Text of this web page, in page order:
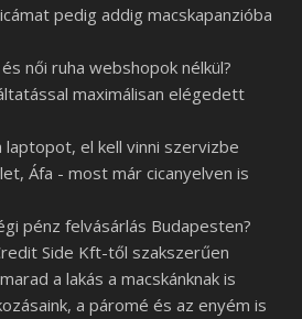
pedig addig macskapanzióba
női ruha webshopok nélkül?
maximálisan elégedett
laptopot, el kell vinni szervizbe
Áfa - most már cicanyelven is
pénz felvásárlás Budapesten?
Side Kft-től szakszerűen
a lakás a macskánknak is
a páromé és az enyém is